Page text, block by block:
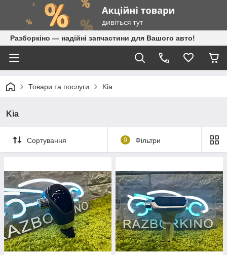
Разборкіно — надійні запчастини для Вашого авто!
Товари та послуги Kia
Kia
Сортування 0 Фільтри